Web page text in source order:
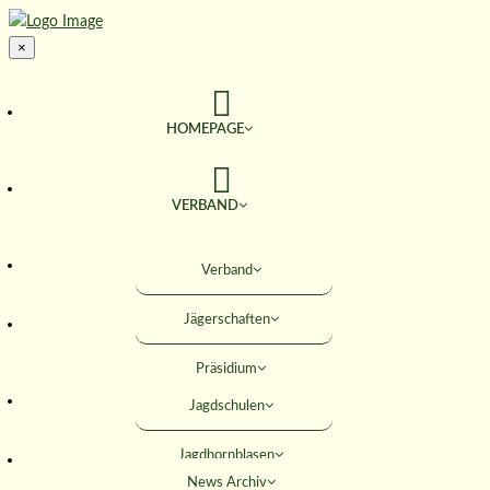
×
HOMEPAGE
VERBAND
Verband
Jägerschaften
Präsidium
TERMINE
JAGD & NATUR
Jagdschulen
Jagdhornblasen
SERVICE
News Archiv
AKTIVITÄTEN